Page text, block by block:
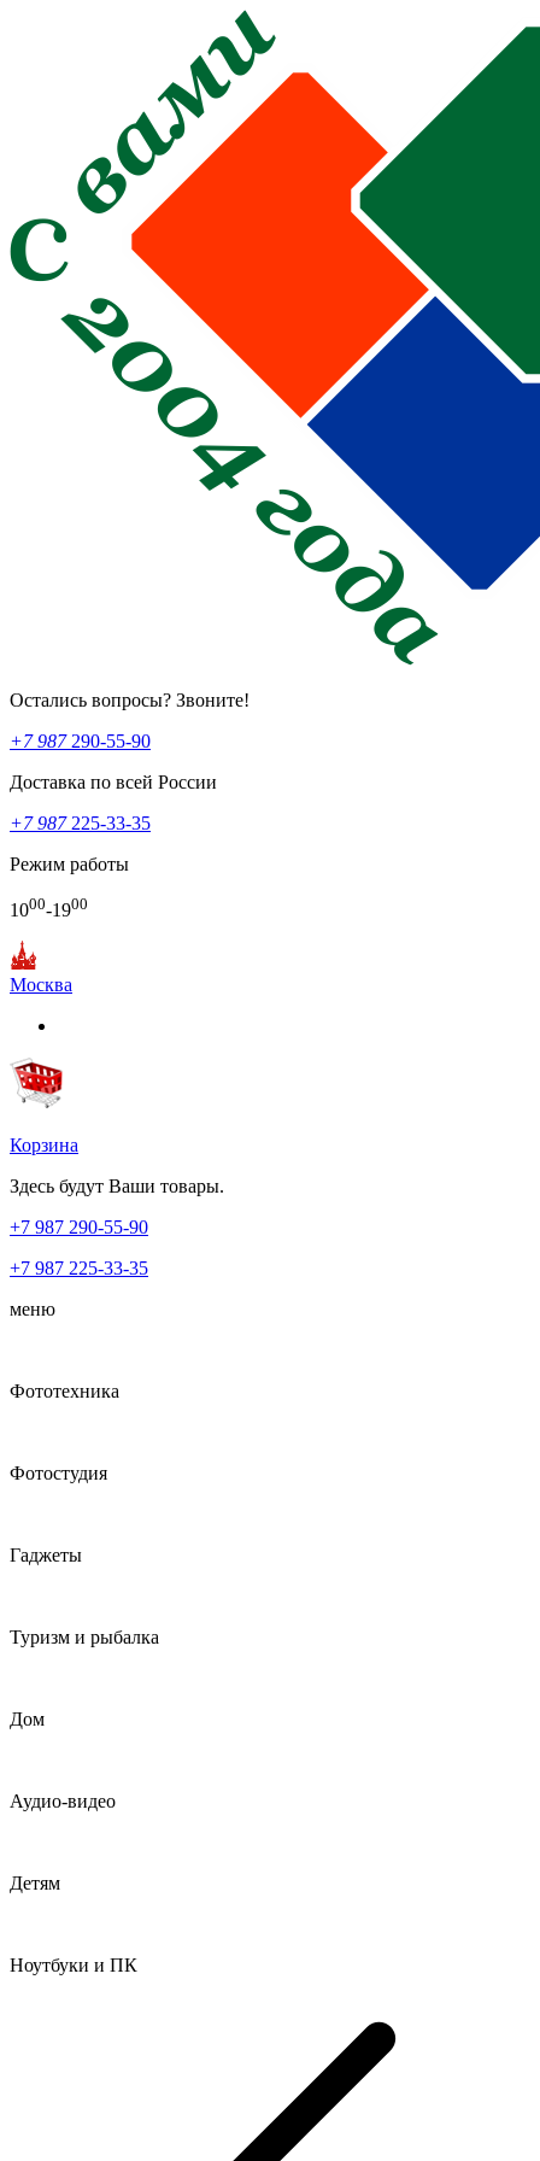
Остались вопросы? Звоните!
+7 987290-55-90
Доставка по всей России
+7 987225-33-35
Режим работы
1000-1900
Москва
Корзина
Здесь будут Ваши товары.
+7 987 290-55-90
+7 987 225-33-35
меню
Фототехника
Фотостудия
Гаджеты
Туризм и рыбалка
Дом
Аудио-видео
Детям
Ноутбуки и ПК